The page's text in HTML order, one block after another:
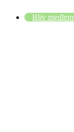
Bliv medlem